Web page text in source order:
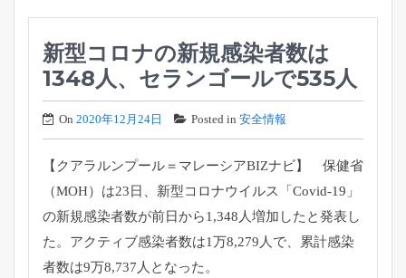
新型コロナの新規感染者数は
1348人、セランゴールで535人
On 2020年12月24日 Posted in 安全情報
【クアラルンプール＝マレーシアBIZナビ】 保健省
（MOH）は23日、新型コロナウイルス「Covid-19」
の新規感染者数が前日から1,348人増加したと発表し
た。アクティブ感染者数は1万8,279人で、累計感染
者数は9万8,737人となった。